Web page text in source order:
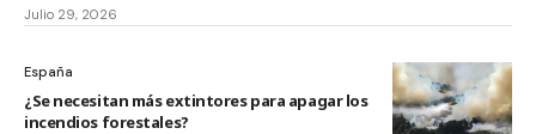
Julio 29, 2026
España
¿Se necesitan más extintores para apagar los
incendios forestales?